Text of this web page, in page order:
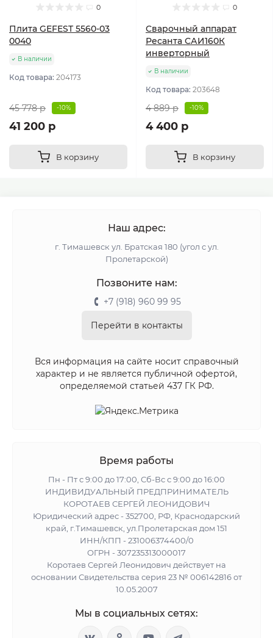
0
Плита GEFEST 5560-03
0040
В наличии
Код товара: 204173
45 778 р -10%
41 200 р
В корзину
0
Сварочный аппарат
Ресанта САИ160К
инверторный
В наличии
Код товара: 203648
4 889 р -10%
4 400 р
В корзину
Наш адрес:
г. Тимашевск ул. Братская 180 (угол с ул.
Пролетарской)
Позвоните нам:
+7 (918) 960 99 95
Перейти в контакты
Вся информация на сайте носит справочный
характер и не является публичной офертой,
определяемой статьей 437 ГК РФ.
Время работы
Пн - Пт с 9:00 до 17:00, Сб-Вс с 9:00 до 16:00
ИНДИВИДУАЛЬНЫЙ ПРЕДПРИНИМАТЕЛЬ
КОРОТАЕВ СЕРГЕЙ ЛЕОНИДОВИЧ
Юридический адрес - 352700, РФ, Краснодарский
край, г.Тимашевск, ул.Пролетарская дом 151
ИНН/КПП - 231006374400/0
ОГРН - 307235313000017
Коротаев Сергей Леонидович действует на
основании Свидетельства серия 23 № 006142816 от
10.05.2007
Мы в социальных сетях: